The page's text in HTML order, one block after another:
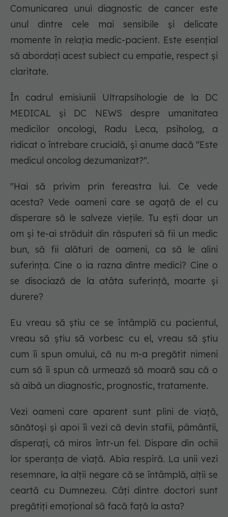
Comunicarea unui diagnostic de cancer este
unul dintre cele mai sensibile și delicate
momente în relația medic-pacient. Este esențial
să abordați acest subiect cu empatie, respect și
claritate.
În cadrul emisiunii Ultrapsihologie de la DC
MEDICAL și DC NEWS despre umanitatea
medicilor oncologi, Radu Leca, psiholog, a
ridicat o întrebare crucială, și anume dacă "Este
medicul oncolog dezumanizat?".
"Hai să privim prin fereastra lui. Ce vede
acesta? Vede oameni care se agață de el cu
disperare să le salveze viețile. Tu ești doar un
om și te-ai străduit din răsputeri să fii un medic
bun, să fii alături de oameni, ca să le alini
suferința. Cine o ia razna dintre medici? Cine o
se disociază de la atâta suferință, moarte și
durere?
Eu vreau să știu ce se întâmplă cu pacientul,
vreau să știu să vorbesc cu el, vreau să știu
cum îi spun omului, că nu m-a pregătit nimeni
cum să îi spun că urmează să moară sau că o
să aibă un diagnostic, prognostic, tratamente.
Vezi oameni care aparent sunt plini de viață,
sănătoși și apoi îi vezi că devin stafii, pâmântii,
disperați, că miros într-un fel. Dispare din ochii
lor speranța de viață. Abia respiră. La unii vezi
resemnare, la alții negare că se întâmplă, alții se
ceartă cu Dumnezeu. Câți dintre doctori sunt
pregătiți emoțional să facă față la asta?